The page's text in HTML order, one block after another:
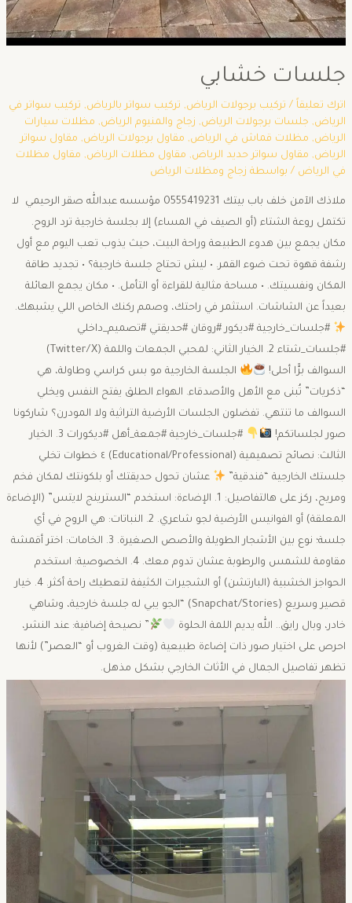
جلسات خشابي
اترك تعليقاً / تركيب برجولات الرياض, تركيب سواتر بالرياض, تركيب سواتر في
الرياض, جلسات برجولات الرياض, زجاج والمنيوم الرياض, مظلات سيارات
الرياض, مظلات قماش في الرياض, مقاول برجولات الرياض, مقاول سواتر
الرياض, مقاول سواتر حديد الرياض, مقاول مظلات الرياض, مقاول مظلات
في الرياض / بواسطة زجاج ومظلات الرياض
ملاذك الآمن خلف باب بيتك 0555419231 مؤسسه عبدالله صقر الرحيمي لا
تكتمل روعة الشتاء (أو الصيف في المساء) إلا بجلسة خارجية ترد الروح.
مكان يجمع بين هدوء الطبيعة وراحة البيت، حيث يذوب تعب اليوم مع أول
رشفة قهوة تحت ضوء القمر. • ليش تحتاج جلسة خارجية؟ • تجديد طاقة
المكان ونفسيتك. • مساحة مثالية للقراءة أو التأمل. • مكان يجمع العائلة
بعيداً عن الشاشات. استثمر في راحتك، وصمم ركنك الخاص اللي يشبهك.
#جلسات_خارجية #ديكور #روقان #حديقتي #تصميم_داخلي
#جلسات_شتاء 2. الخيار الثاني: لمحبي الجمعات واللمة (Twitter/X)
السوالف برًّا أحلى!
الجلسة الخارجية مو بس كراسي وطاولة، هي
“ذكريات” تُبنى مع الأهل والأصدقاء. الهواء الطلق يفتح النفس ويخلي
السوالف ما تنتهي. تفضلون الجلسات الأرضية التراثية ولا المودرن؟ شاركونا
صور لجلساتكم!
#جلسات_خارجية #جمعة_أهل #ديكورات 3. الخيار
الثالث: نصائح تصميمية (Educational/Professional) ٤ خطوات تخلي
جلستك الخارجية “فندقية”
عشان تحول حديقتك أو بلكونتك لمكان فخم
ومريح، ركز على هالتفاصيل: 1. الإضاءة: استخدم “السترينج لايتس” (الإضاءة
المعلقة) أو الفوانيس الأرضية لجو شاعري. 2. النباتات: هي الروح في أي
جلسة؛ نوع بين الأشجار الطويلة والأصص الصغيرة. 3. الخامات: اختر أقمشة
مقاومة للشمس والرطوبة عشان تدوم معك. 4. الخصوصية: استخدم
الحواجز الخشبية (البارتشن) أو الشجيرات الكثيفة لتعطيك راحة أكثر. 4. خيار
قصير وسريع (Snapchat/Stories) “الجو يبي له جلسة خارجية، وشاهي
خادر، وبال رايق.. الله يديم اللمة الحلوة
” نصيحة إضافية: عند النشر،
احرص على اختيار صور ذات إضاءة طبيعية (وقت الغروب أو “العصر”) لأنها
تظهر تفاصيل الجمال في الأثاث الخارجي بشكل مذهل.